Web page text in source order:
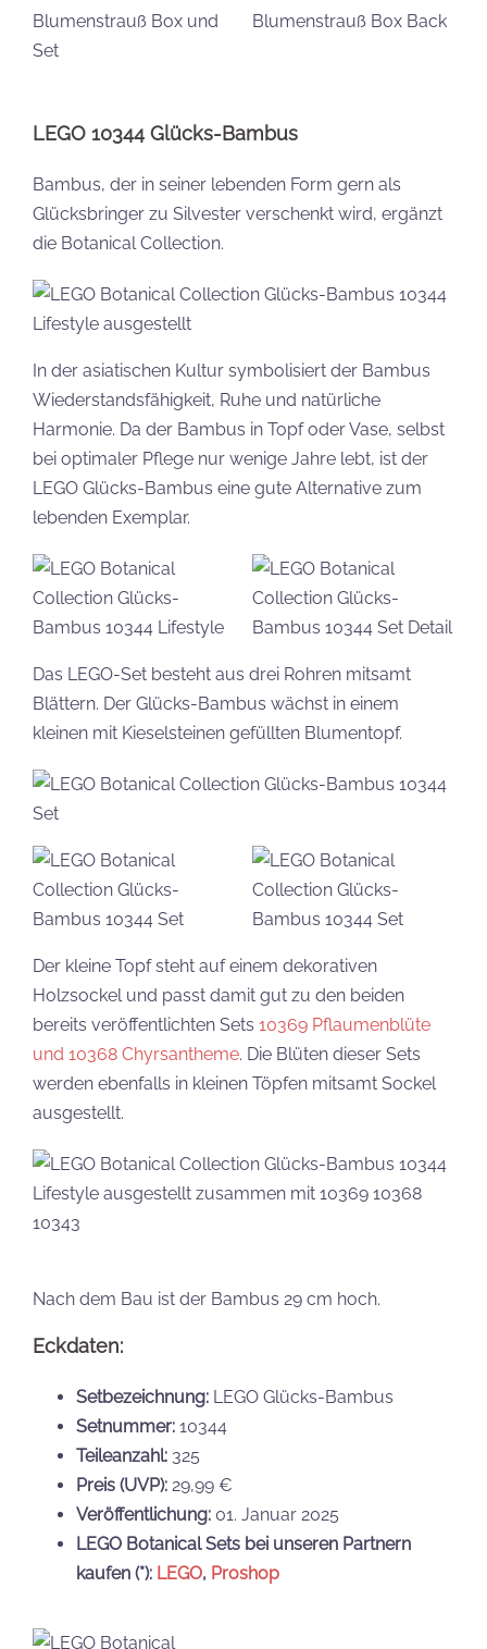
LEGO 10344 Glücks-Bambus
Bambus, der in seiner lebenden Form gern als
Glücksbringer zu Silvester verschenkt wird, ergänzt
die Botanical Collection.
In der asiatischen Kultur symbolisiert der Bambus
Wiederstandsfähigkeit, Ruhe und natürliche
Harmonie. Da der Bambus in Topf oder Vase, selbst
bei optimaler Pflege nur wenige Jahre lebt, ist der
LEGO Glücks-Bambus eine gute Alternative zum
lebenden Exemplar.
Das LEGO-Set besteht aus drei Rohren mitsamt
Blättern. Der Glücks-Bambus wächst in einem
kleinen mit Kieselsteinen gefüllten Blumentopf.
Der kleine Topf steht auf einem dekorativen
Holzsockel und passt damit gut zu den beiden
bereits veröffentlichten Sets 10369 Pflaumenblüte
und 10368 Chyrsantheme. Die Blüten dieser Sets
werden ebenfalls in kleinen Töpfen mitsamt Sockel
ausgestellt.
Nach dem Bau ist der Bambus 29 cm hoch.
Eckdaten:
Setbezeichnung: LEGO Glücks-Bambus
Setnummer: 10344
Teileanzahl: 325
Preis (UVP): 29,99 €
Veröffentlichung: 01. Januar 2025
LEGO Botanical Sets bei unseren Partnern
kaufen (*): LEGO, Proshop